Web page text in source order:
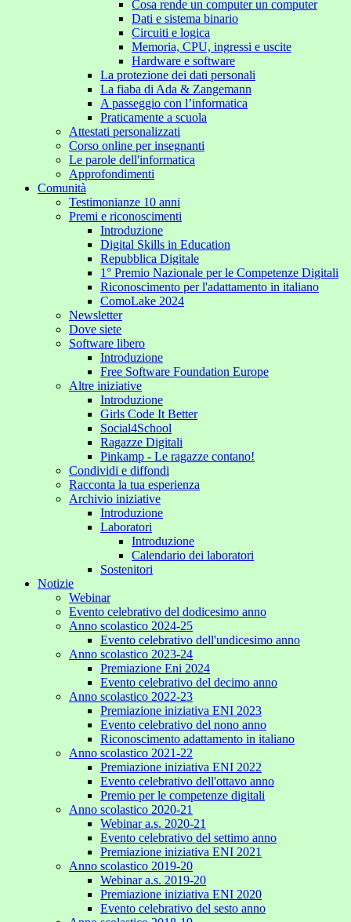
Cosa rende un computer un computer
Dati e sistema binario
Circuiti e logica
Memoria, CPU, ingressi e uscite
Hardware e software
La protezione dei dati personali
La fiaba di Ada & Zangemann
A passeggio con l’informatica
Praticamente a scuola
Attestati personalizzati
Corso online per insegnanti
Le parole dell'informatica
Approfondimenti
Comunità
Testimonianze 10 anni
Premi e riconoscimenti
Introduzione
Digital Skills in Education
Repubblica Digitale
1° Premio Nazionale per le Competenze Digitali
Riconoscimento per l'adattamento in italiano
ComoLake 2024
Newsletter
Dove siete
Software libero
Introduzione
Free Software Foundation Europe
Altre iniziative
Introduzione
Girls Code It Better
Social4School
Ragazze Digitali
Pinkamp - Le ragazze contano!
Condividi e diffondi
Racconta la tua esperienza
Archivio iniziative
Introduzione
Laboratori
Introduzione
Calendario dei laboratori
Sostenitori
Notizie
Webinar
Evento celebrativo del dodicesimo anno
Anno scolastico 2024-25
Evento celebrativo dell'undicesimo anno
Anno scolastico 2023-24
Premiazione Eni 2024
Evento celebrativo del decimo anno
Anno scolastico 2022-23
Premiazione iniziativa ENI 2023
Evento celebrativo del nono anno
Riconoscimento adattamento in italiano
Anno scolastico 2021-22
Premiazione iniziativa ENI 2022
Evento celebrativo dell'ottavo anno
Premio per le competenze digitali
Anno scolastico 2020-21
Webinar a.s. 2020-21
Evento celebrativo del settimo anno
Premiazione iniziativa ENI 2021
Anno scolastico 2019-20
Webinar a.s. 2019-20
Premiazione iniziativa ENI 2020
Evento celebrativo del sesto anno